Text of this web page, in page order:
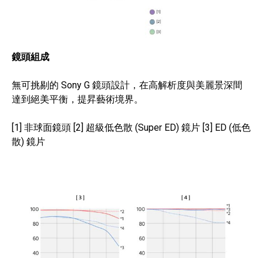
鏡頭組成
無可挑剔的 Sony G 鏡頭設計，在高解析度與美麗景深間
達到絕美平衡，提昇藝術境界。
[1] 非球面鏡頭 [2] 超級低色散 (Super ED) 鏡片 [3] ED (低色
散) 鏡片